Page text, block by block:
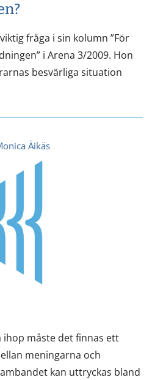
fråga i sin kolumn ”För
i Arena 3/2009. Hon
besvärliga situation
Äikäs
ihop måste det finnas ett
meningarna och
kan uttryckas bland